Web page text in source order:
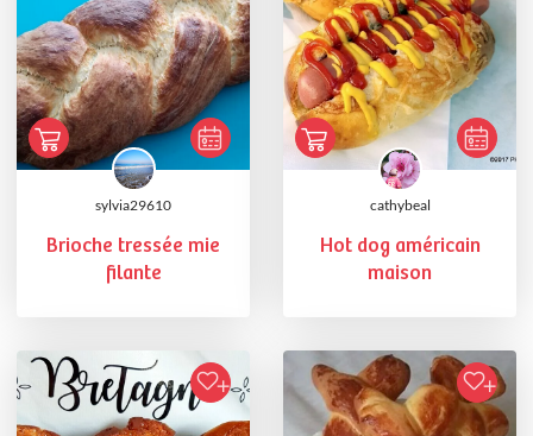
sylvia29610
Brioche tressée mie
filante
cathybeal
Hot dog américain
maison